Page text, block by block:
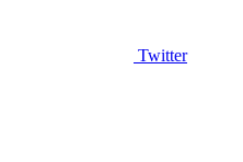
Twitter